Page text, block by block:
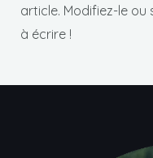
article. Modifiez-le ou
à écrire !